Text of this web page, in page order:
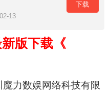
13
下载
版下载《
魔力数娱网络科技有限